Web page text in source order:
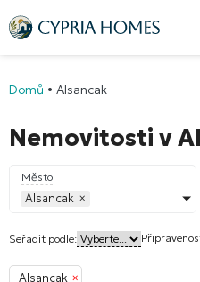
Domů • Alsancak
Nemovitosti v
Město
Alsancak ×
Seřadit podle:
Alsancak ×